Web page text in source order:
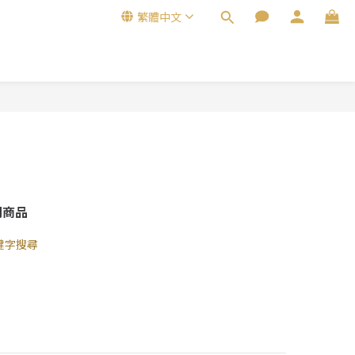
繁體中文
品
字搜尋